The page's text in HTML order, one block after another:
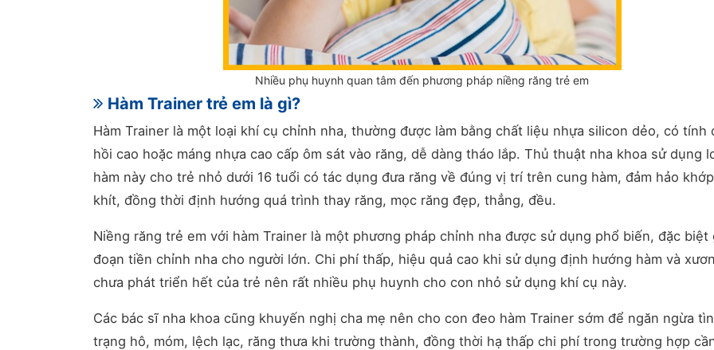
Nhiều phụ huynh quan tâm đến phương pháp niềng răng trẻ em
Hàm Trainer trẻ em là gì?
Hàm Trainer là một loại khí cụ chỉnh nha, thường được làm bằng chất liệu nhựa silicon dẻo, có tính
hồi cao hoặc máng nhựa cao cấp ôm sát vào răng, dễ dàng tháo lắp. Thủ thuật nha khoa sử dụng
hàm này cho trẻ nhỏ dưới 16 tuổi có tác dụng đưa răng về đúng vị trí trên cung hàm, đảm hảo
khít, đồng thời định hướng quá trình thay răng, mọc răng đẹp, thẳng, đều.
Niềng răng trẻ em với hàm Trainer là một phương pháp chỉnh nha được sử dụng phổ biến, đặc biệt
đoạn tiền chỉnh nha cho người lớn. Chi phí thấp, hiệu quả cao khi sử dụng định hướng hàm và
chưa phát triển hết của trẻ nên rất nhiều phụ huynh cho con nhỏ sử dụng khí cụ này.
Các bác sĩ nha khoa cũng khuyến nghị cha mẹ nên cho con đeo hàm Trainer sớm để ngăn ngừa
trạng hô, móm, lệch lạc, răng thưa khi trường thành, đồng thời hạ thấp chi phí trong trường hợp